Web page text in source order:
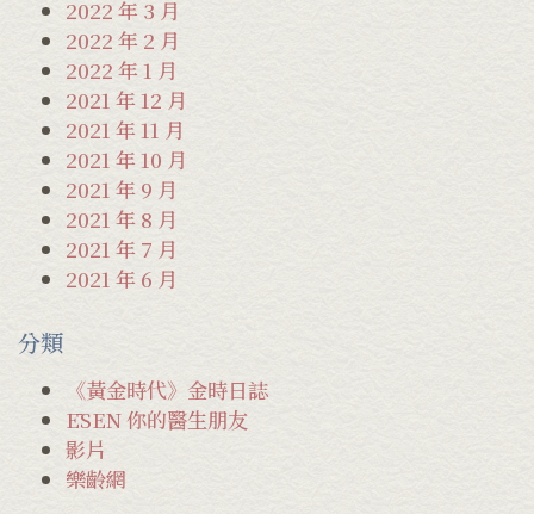
2022 年 3 月
2022 年 2 月
2022 年 1 月
2021 年 12 月
2021 年 11 月
2021 年 10 月
2021 年 9 月
2021 年 8 月
2021 年 7 月
2021 年 6 月
分類
《黃金時代》金時日誌
ĒSEN 你的醫生朋友
影片
樂齡網